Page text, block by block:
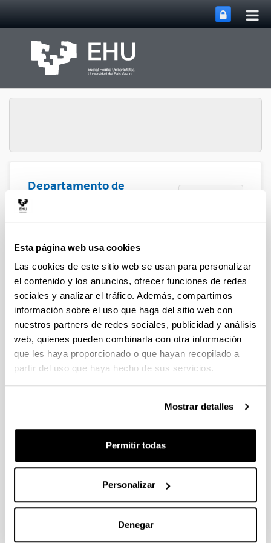
Esta página web usa cookies
Las cookies de este sitio web se usan para personalizar
el contenido y los anuncios, ofrecer funciones de redes
sociales y analizar el tráfico. Además, compartimos
información sobre el uso que haga del sitio web con
nuestros partners de redes sociales, publicidad y análisis
web, quienes pueden combinarla con otra información
que les haya proporcionado o que hayan recopilado a
partir del uso que haya hecho de sus servicios.
Mostrar detalles
Permitir todas
Personalizar
Denegar
Departamento de
Química Orgánica I
Departamento de Química
Orgánica I
Noticias
Resolución de los Grupos de investigación del
Presentación de Tesis Doctoral
III Workshop UFI-QOSYC